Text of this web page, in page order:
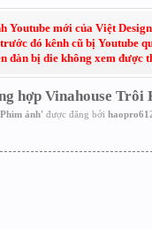
Youtube mới của Việt
đó kênh cũ bị Youtube
đàn bị die không xem được
hợp Vinahouse Trôi
ảnh' được đăng bởi